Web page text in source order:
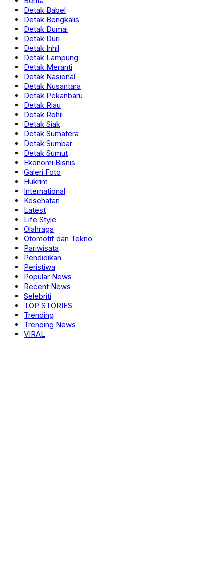
Detak Babel
Detak Bengkalis
Detak Dumai
Detak Duri
Detak Inhil
Detak Lampung
Detak Meranti
Detak Nasional
Detak Nusantara
Detak Pekanbaru
Detak Riau
Detak Rohil
Detak Siak
Detak Sumatera
Detak Sumbar
Detak Sumut
Ekonomi Bisnis
Galeri Foto
Hukrim
International
Kesehatan
Latest
Life Style
Olahraga
Otomotif dan Tekno
Pariwisata
Pendidikan
Peristiwa
Popular News
Recent News
Selebriti
TOP STORIES
Trending
Trending News
VIRAL